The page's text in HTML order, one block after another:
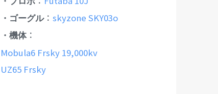
・ゴーグル： skyzone SKY03o
・機体：
Mobula6 Frsky 19,000kv
UZ65 Frsky